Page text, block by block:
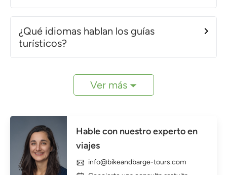
¿Qué idiomas hablan los guías
turísticos?
Ver más
Hable con nuestro experto en
viajes
info@bikeandbarge-tours.com